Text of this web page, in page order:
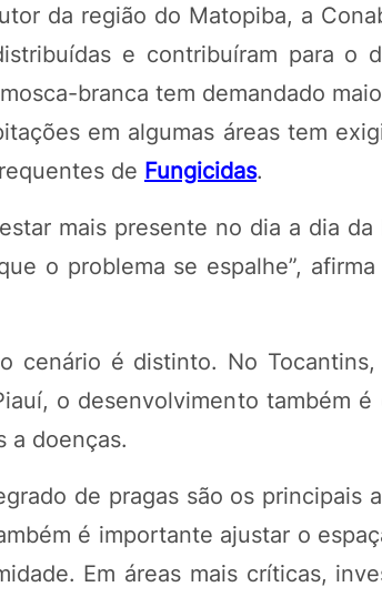
da região do Matopiba, a
e contribuíram para o
branca tem demandado
em algumas áreas tem
de Fungicidas.
mais presente no dia a dia
o problema se espalhe”,
cenário é distinto. No
o desenvolvimento também
a doenças.
de pragas são os principais
é importante ajustar o
Em áreas mais críticas,